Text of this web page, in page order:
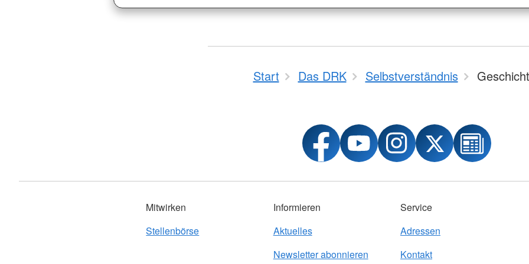
Start Das DRK Selbstverständnis
Mitwirken
Stellenbörse
Informieren
Aktuelles
Newsletter abonnieren
Service
Adressen
Kontakt